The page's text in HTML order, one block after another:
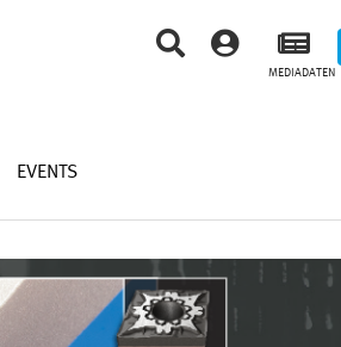
MEDIADATEN
EVENTS